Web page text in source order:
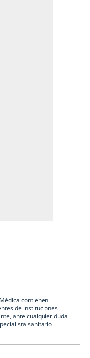
contienen
de instituciones
ante cualquier duda
sanitario